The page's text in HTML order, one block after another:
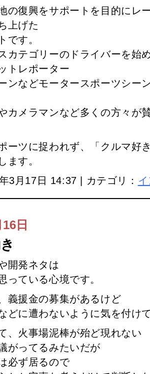
の復興をサポートを目的にレ
上げた
です。
カテゴリーのドライバーを始
トレポーター
ンなどモータースポーツシー
カメラマンなど多くの方々が
ーツに捉われず、「クルマ好
ます。
3月17日 14:37 | カテゴリ：
日
開発ネタは
っている心境です。
義援金の募集があるけど
どに遭わないように気を付け
、火事場泥棒が殆ど現れない
がってるみたいだが
必ず居るので